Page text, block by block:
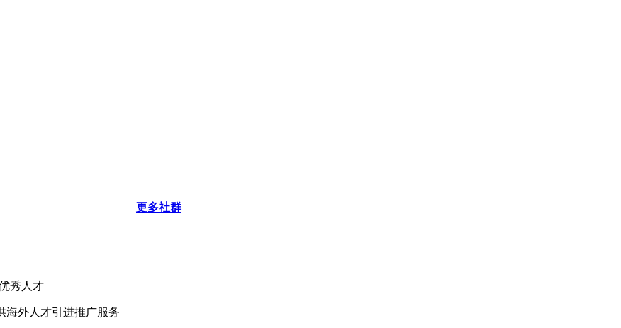
更多社群
秀人才
海外人才引进推广服务